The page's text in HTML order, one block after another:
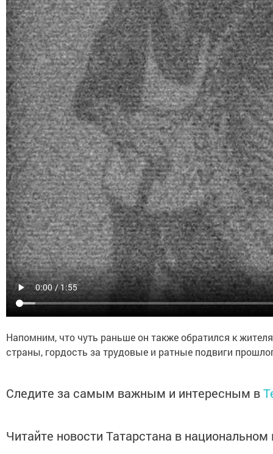
Напомним, что чуть раньше он также обратился к
страны, гордость за трудовые и ратные подвиги
Следите за самым важным и интересным в
Читайте новости Татарстана в